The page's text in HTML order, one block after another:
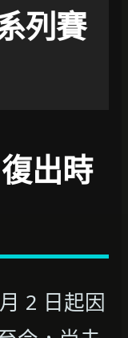
列賽
出時
2 日起因